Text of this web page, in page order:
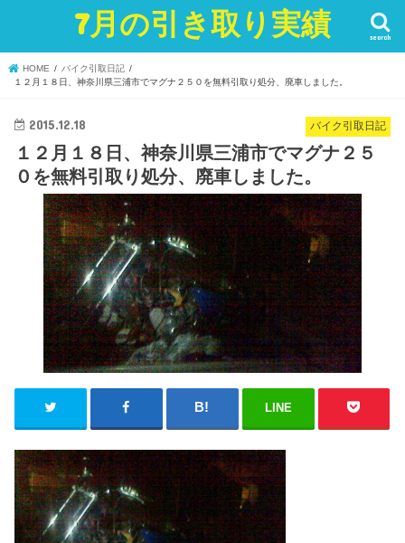
7月の引き取り実績 search
HOME
バイク引取日記
１２月１８日、神奈川県三浦市でマグナ２５０を無料引取り処分、廃車しました。
バイク引取日記
2015.12.18
１２月１８日、神奈川県三浦市でマグナ２５
０を無料引取り処分、廃車しました。
LINE